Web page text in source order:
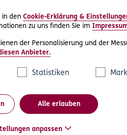
in den Cookie-Erklärung &
zu uns finden Sie im
der Personalisierung und der
Anbieter.
Statistiken
Alle erlauben
anpassen
natürlich ein Honorar zu.
des Sachverhalts und
Kosten für eine Verhandlung
mit dem
tragen
z. B. Sachverständigenkosten.